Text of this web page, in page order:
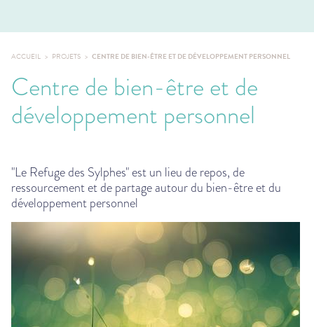
ACCUEIL PROJETS CENTRE DE BIEN-ÊTRE ET DE DÉVELOPPEMENT PERSONNEL
Centre de bien-être et de
développement personnel
"Le Refuge des Sylphes" est un lieu de repos, de
ressourcement et de partage autour du bien-être et du
développement personnel